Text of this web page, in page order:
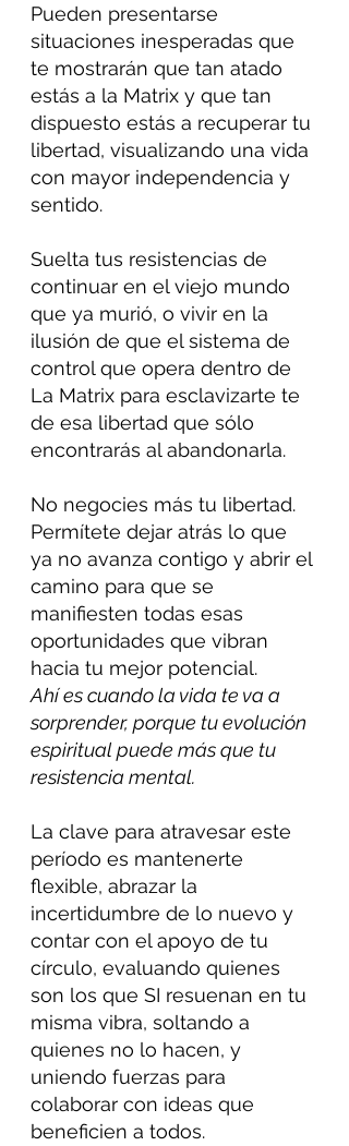
Pueden presentarse
situaciones inesperadas que
te mostrarán que tan atado
estás a la Matrix y que tan
dispuesto estás a recuperar tu
libertad, visualizando una vida
con mayor independencia y
sentido.
Suelta tus resistencias de
continuar en el viejo mundo
que ya murió, o vivir en la
ilusión de que el sistema de
control que opera dentro de
La Matrix para esclavizarte te
de esa libertad que sólo
encontrarás al abandonarla.
No negocies más tu libertad.
Permítete dejar atrás lo que
ya no avanza contigo y abrir el
camino para que se
manifiesten todas esas
oportunidades que vibran
hacia tu mejor potencial.
Ahí es cuando la vida te va a
sorprender, porque tu evolución
espiritual puede más que tu
resistencia mental.
La clave para atravesar este
período es mantenerte
flexible, abrazar la
incertidumbre de lo nuevo y
contar con el apoyo de tu
círculo, evaluando quienes
son los que SI resuenan en tu
misma vibra, soltando a
quienes no lo hacen, y
uniendo fuerzas para
colaborar con ideas que
beneficien a todos.